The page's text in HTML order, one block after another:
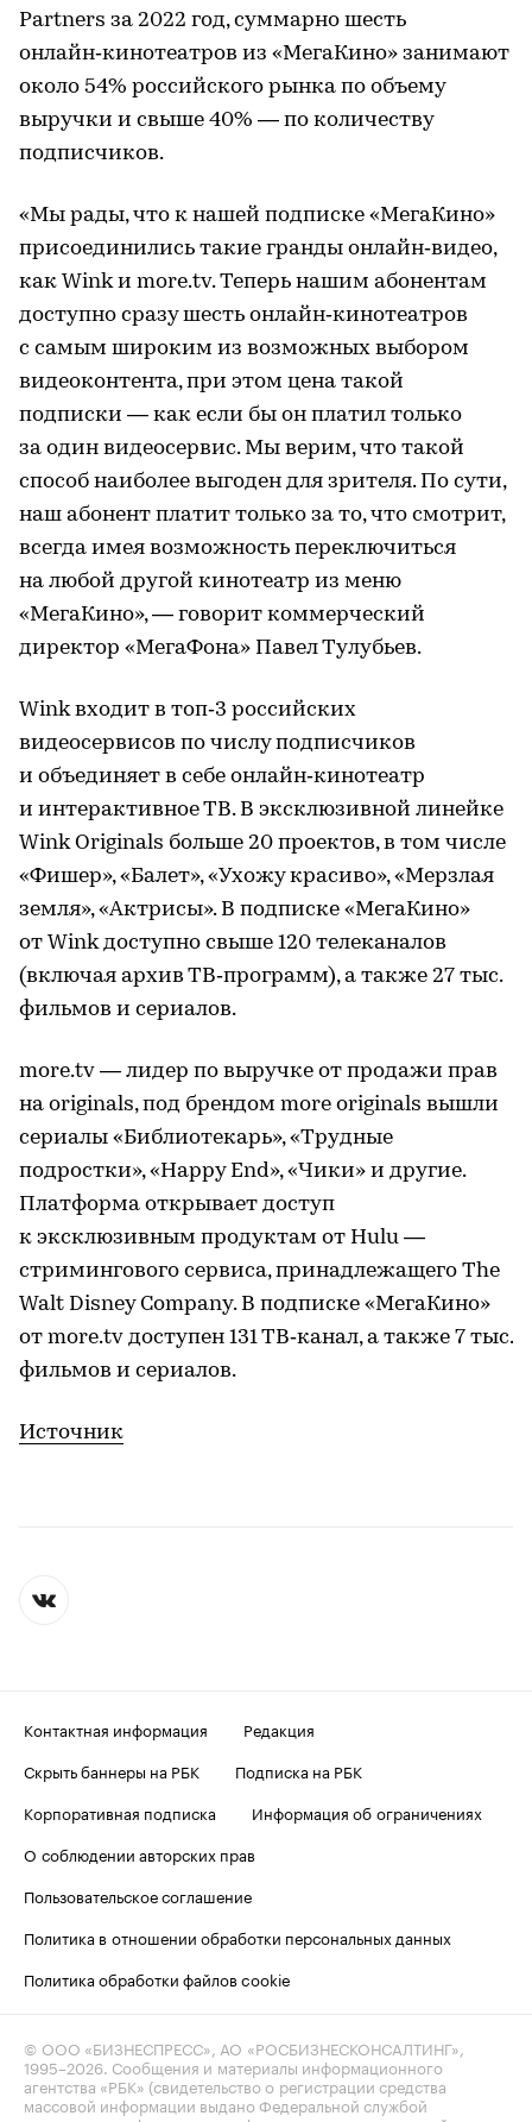
Partners за 2022 год, суммарно шесть
онлайн‑кинотеатров из «МегаКино» занимают
около 54% российского рынка по объему
выручки и свыше 40% — по количеству
подписчиков.
«Мы рады, что к нашей подписке «МегаКино»
присоединились такие гранды онлайн‑видео,
как Wink и more.tv. Теперь нашим абонентам
доступно сразу шесть онлайн‑кинотеатров
с самым широким из возможных выбором
видеоконтента, при этом цена такой
подписки — как если бы он платил только
за один видеосервис. Мы верим, что такой
способ наиболее выгоден для зрителя. По сути,
наш абонент платит только за то, что смотрит,
всегда имея возможность переключиться
на любой другой кинотеатр из меню
«МегаКино», — говорит коммерческий
директор «МегаФона» Павел Тулубьев.
Wink входит в топ‑3 российских
видеосервисов по числу подписчиков
и объединяет в себе онлайн‑кинотеатр
и интерактивное ТВ. В эксклюзивной линейке
Wink Originals больше 20 проектов, в том числе
«Фишер», «Балет», «Ухожу красиво», «Мерзлая
земля», «Актрисы». В подписке «МегаКино»
от Wink доступно свыше 120 телеканалов
(включая архив ТВ‑программ), а также 27 тыс.
фильмов и сериалов.
more.tv — лидер по выручке от продажи прав
на originals, под брендом more originals вышли
сериалы «Библиотекарь», «Трудные
подростки», «Happy End», «Чики» и другие.
Платформа открывает доступ
к эксклюзивным продуктам от Hulu —
стримингового сервиса, принадлежащего The
Walt Disney Company. В подписке «МегаКино»
от more.tv доступен 131 ТВ‑канал, а также 7 тыс.
фильмов и сериалов.
Источник
Контактная информация
Редакция
Скрыть баннеры на РБК
Подписка на РБК
Корпоративная подписка
Информация об ограничениях
О соблюдении авторских прав
Пользовательское соглашение
Политика в отношении обработки персональных данных
Политика обработки файлов cookie
© ООО «БИЗНЕСПРЕСС», АО «РОСБИЗНЕСКОНСАЛТИНГ»,
1995–2026. Сообщения и материалы информационного
агентства «РБК» (свидетельство о регистрации средства
массовой информации выдано Федеральной службой